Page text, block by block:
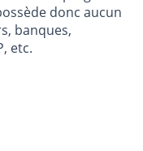
Mon Epargne
donc aucun